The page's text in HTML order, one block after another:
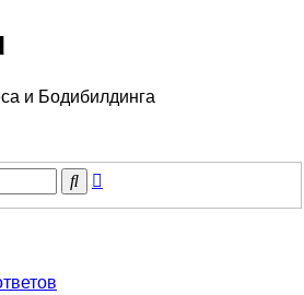
и Бодибилдинга
Поиск